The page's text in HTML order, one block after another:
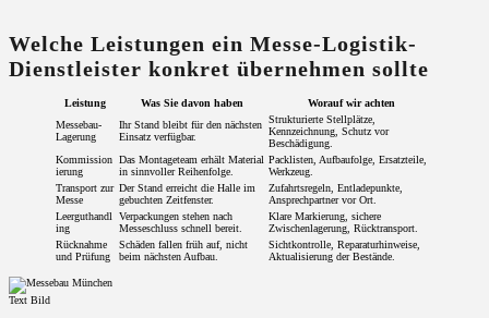
Welche Leistungen ein Messe-Logistik-
Dienstleister konkret übernehmen sollte
Leistung Was Sie davon haben
Worauf wir achten
Messebau-
Lagerung
Ihr Stand bleibt für den nächsten
Einsatz verfügbar.
Strukturierte Stellplätze,
Kennzeichnung, Schutz vor
Beschädigung.
Kommission
ierung
Das Montageteam erhält Material
in sinnvoller Reihenfolge.
Packlisten, Aufbaufolge, Ersatzteile,
Werkzeug.
Transport zur
Messe
Der Stand erreicht die Halle im
gebuchten Zeitfenster.
Zufahrtsregeln, Entladepunkte,
Ansprechpartner vor Ort.
Leerguthandl
ing
Verpackungen stehen nach
Messeschluss schnell bereit.
Klare Markierung, sichere
Zwischenlagerung, Rücktransport.
Rücknahme
und Prüfung
Schäden fallen früh auf, nicht
beim nächsten Aufbau.
Sichtkontrolle, Reparaturhinweise,
Aktualisierung der Bestände.
Text Bild